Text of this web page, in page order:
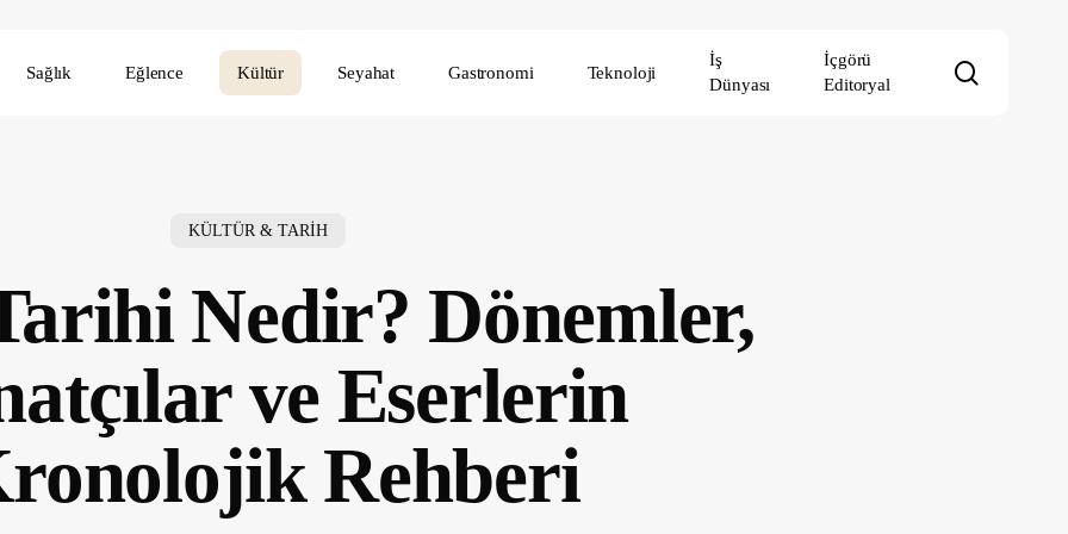
Sağlık Eğlence Kültür Seyahat Gastronomi Teknoloji
İş
Dünyası
İçgörü
Editoryal
KÜLTÜR & TARİH
Nedir? Dönemler,
ve Eserlerin
Rehberi